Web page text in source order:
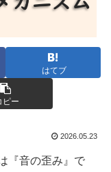
はてブ
ピー
2026.05.23
『音の歪み』で